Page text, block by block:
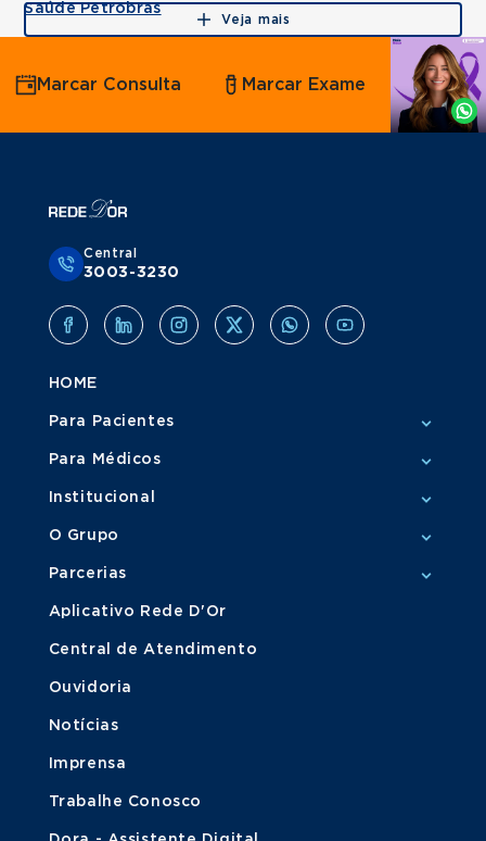
Saúde Petrobras
Veja mais
Agende
por
Whatsapp
Marcar Consulta Marcar Exame
Central
3003-3230
HOME
Para Pacientes
Para Médicos
Institucional
O Grupo
Parcerias
Aplicativo Rede D'Or
Central de Atendimento
Ouvidoria
Notícias
Imprensa
Trabalhe Conosco